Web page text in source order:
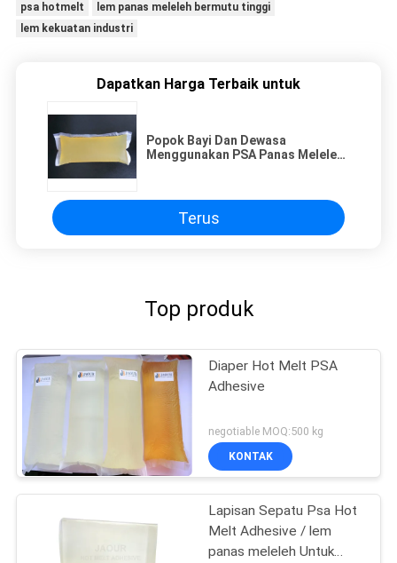
psa hotmelt
lem panas meleleh bermutu tinggi
lem kekuatan industri
Dapatkan Harga Terbaik untuk
Popok Bayi Dan Dewasa
Menggunakan PSA Panas Meleleh,
Terus
Top produk
Diaper Hot Melt PSA
Adhesive
negotiable MOQ:500 kg
KONTAK
Lapisan Sepatu Psa Hot
Melt Adhesive / lem
panas meleleh Untuk